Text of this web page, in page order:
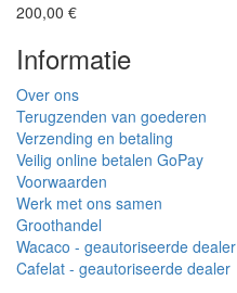
200,00 €
Informatie
Over ons
Terugzenden van goederen
Verzending en betaling
Veilig online betalen GoPay
Voorwaarden
Werk met ons samen
Groothandel
Wacaco - geautoriseerde dealer
Cafelat - geautoriseerde dealer